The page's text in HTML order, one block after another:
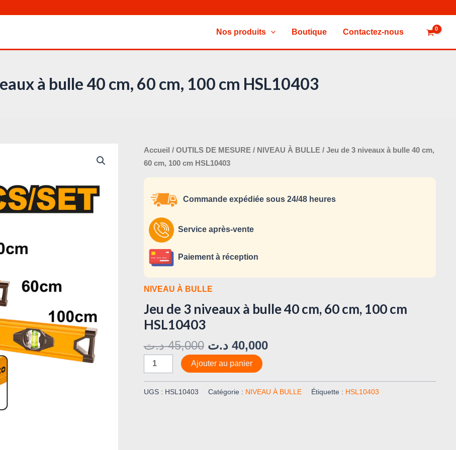
Nos produits Boutique Contactez-nous
à bulle 40 cm, 60 cm, 100 cm HSL10403
Accueil / OUTILS DE MESURE/ NIVEAU À BULLE/ Jeu de 3 niveaux à bulle 40 cm,
60 cm, 100 cm HSL10403
Commande expédiée sous 24/48 heures
Service après-vente
Paiement à réception
NIVEAU À BULLE
Jeu de 3 niveaux à bulle 40 cm, 60 cm, 100 cm
HSL10403
45,000 د.ت
Le
prix
45,000 د.ت.
40,000 د.ت
Le
40,000 د.ت.
quantité
de
bulle
40
cm,
cm,
100
cm
HSL10403
Ajouter au panier
UGS : HSL10403 Catégorie : NIVEAU À BULLE Étiquette : HSL10403